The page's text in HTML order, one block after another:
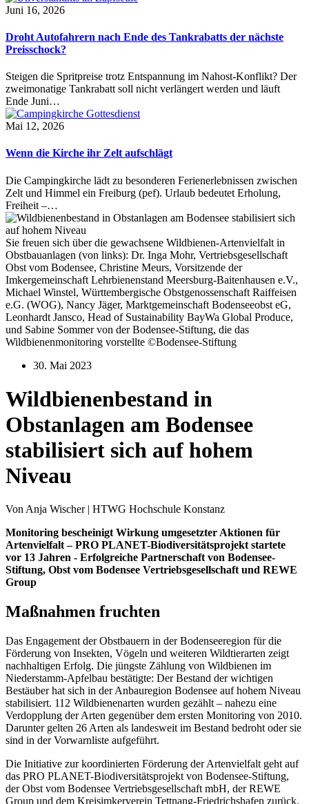
Juni 16, 2026
Droht Autofahrern nach Ende des Tankrabatts der nächste
Preisschock?
Steigen die Spritpreise trotz Entspannung im Nahost-Konflikt? Der
zweimonatige Tankrabatt soll nicht verlängert werden und läuft
Ende Juni…
Mai 12, 2026
Wenn die Kirche ihr Zelt aufschlägt
Die Campingkirche lädt zu besonderen Ferienerlebnissen zwischen
Zelt und Himmel ein Freiburg (pef). Urlaub bedeutet Erholung,
Freiheit –…
Sie freuen sich über die gewachsene Wildbienen-Artenvielfalt in
Obstbauanlagen (von links): Dr. Inga Mohr, Vertriebsgesellschaft
Obst vom Bodensee, Christine Meurs, Vorsitzende der
Imkergemeinschaft Lehrbienenstand Meersburg-Baitenhausen e.V.,
Michael Winstel, Württembergische Obstgenossenschaft Raiffeisen
e.G. (WOG), Nancy Jäger, Marktgemeinschaft Bodenseeobst eG,
Leonhardt Jansco, Head of Sustainability BayWa Global Produce,
und Sabine Sommer von der Bodensee-Stiftung, die das
Wildbienenmonitoring vorstellte ©Bodensee-Stiftung
30. Mai 2023
Wildbienenbestand in
Obstanlagen am Bodensee
stabilisiert sich auf hohem
Niveau
Von Anja Wischer | HTWG Hochschule Konstanz
Monitoring bescheinigt Wirkung umgesetzter Aktionen für
Artenvielfalt – PRO PLANET-Biodiversitätsprojekt startete
vor 13 Jahren - Erfolgreiche Partnerschaft von Bodensee-
Stiftung, Obst vom Bodensee Vertriebsgesellschaft und REWE
Group
Maßnahmen fruchten
Das Engagement der Obstbauern in der Bodenseeregion für die
Förderung von Insekten, Vögeln und weiteren Wildtierarten zeigt
nachhaltigen Erfolg. Die jüngste Zählung von Wildbienen im
Niederstamm-Apfelbau bestätigte: Der Bestand der wichtigen
Bestäuber hat sich in der Anbauregion Bodensee auf hohem Niveau
stabilisiert. 112 Wildbienenarten wurden gezählt – nahezu eine
Verdopplung der Arten gegenüber dem ersten Monitoring von 2010.
Darunter gelten 26 Arten als landesweit im Bestand bedroht oder sie
sind in der Vorwarnliste aufgeführt.
Die Initiative zur koordinierten Förderung der Artenvielfalt geht auf
das PRO PLANET-Biodiversitätsprojekt von Bodensee-Stiftung,
der Obst vom Bodensee Vertriebsgesellschaft mbH, der REWE
Group und dem Kreisimkerverein Tettnang-Friedrichshafen zurück.